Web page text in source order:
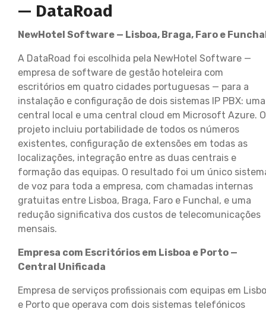
— DataRoad
NewHotel Software — Lisboa, Braga, Faro e
A DataRoad foi escolhida pela NewHotel Software —
empresa de software de gestão hoteleira com
escritórios em quatro cidades portuguesas — para a
instalação e configuração de dois sistemas IP PBX: uma
central local e uma central cloud em Microsoft Azure. O
projeto incluiu portabilidade de todos os números
existentes, configuração de extensões em todas as
localizações, integração entre as duas centrais e
formação das equipas. O resultado foi um único
de voz para toda a empresa, com chamadas internas
gratuitas entre Lisboa, Braga, Faro e Funchal, e uma
redução significativa dos custos de telecomunicações
mensais.
Empresa com Escritórios em Lisboa e Porto —
Central Unificada
Empresa de serviços profissionais com equipas em
e Porto que operava com dois sistemas telefónicos